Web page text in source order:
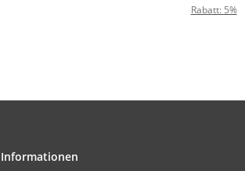
Rabatt: 5%
Informationen